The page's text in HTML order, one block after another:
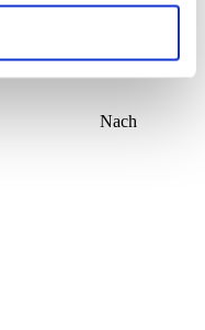
Nach